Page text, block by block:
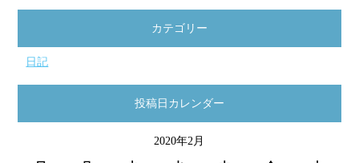
カテゴリー
日記
投稿日カレンダー
2020年2月